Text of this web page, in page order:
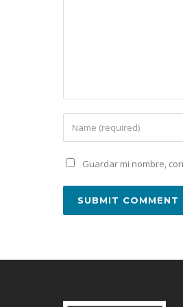
Guardar mi nombre,